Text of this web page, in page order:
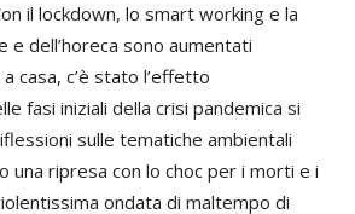
il lockdown, lo smart working e la
e dell’horeca sono aumentati
casa, c’è stato l’effetto
fasi iniziali della crisi pandemica si
sulle tematiche ambientali
una ripresa con lo choc per i morti e i
ondata di maltempo di